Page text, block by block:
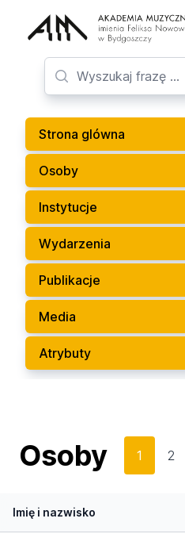
Strona glówna
Osoby
Instytucje
Wydarzenia
Publikacje
Media
Atrybuty
Osoby 1 2
Imię i nazwisko